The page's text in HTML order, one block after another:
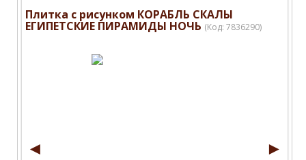
Плитка с рисунком КОРАБЛЬ СКАЛЫ
ЕГИПЕТСКИЕ ПИРАМИДЫ НОЧЬ (Код: 7836290)
◄ ►